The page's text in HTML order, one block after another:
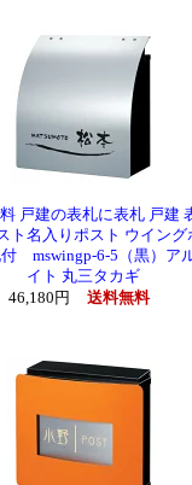
戸建の表札に表札 戸建
ト名入りポスト ウイング
付 mswingp-6-5（黒）ア
イト 丸三タカギ
46,180円
送料無料